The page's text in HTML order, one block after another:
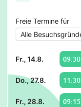
Freie Termine für
Fr., 14.8. 09:30
Do., 27.8. 11:30
Fr., 28.8. 09:15